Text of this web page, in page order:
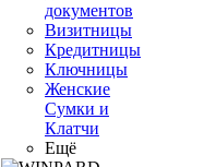
документов
Визитницы
Кредитницы
Ключницы
Женские
Сумки и
Клатчи
Ещё